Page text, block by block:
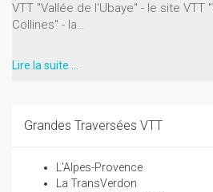
VTT "Vallée de l'Ubaye" - le site VTT
Collines" - la…
Lire la suite …
Grandes Traversées VTT
L'Alpes-Provence
La TransVerdon